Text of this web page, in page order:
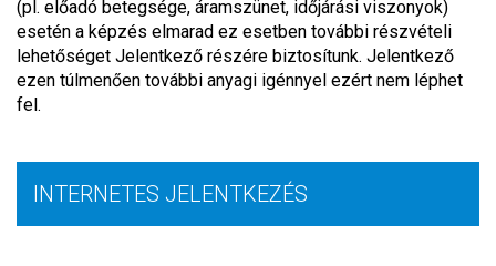
(pl. előadó betegsége, áramszünet, időjárási viszonyok)
esetén a képzés elmarad ez esetben további részvételi
lehetőséget Jelentkező részére biztosítunk. Jelentkező
ezen túlmenően további anyagi igénnyel ezért nem léphet
fel.
INTERNETES JELENTKEZÉS